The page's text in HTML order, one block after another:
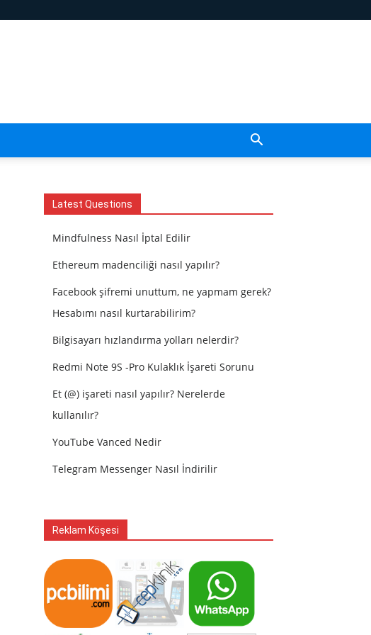
Latest Questions
Mindfulness Nasıl İptal Edilir
Ethereum madenciliği nasıl yapılır?
Facebook şifremi unuttum, ne yapmam gerek?
Hesabımı nasıl kurtarabilirim?
Bilgisayarı hızlandırma yolları nelerdir?
Redmi Note 9S -Pro Kulaklık İşareti Sorunu
Et (@) işareti nasıl yapılır? Nerelerde
kullanılır?
YouTube Vanced Nedir
Telegram Messenger Nasıl İndirilir
Reklam Köşesi